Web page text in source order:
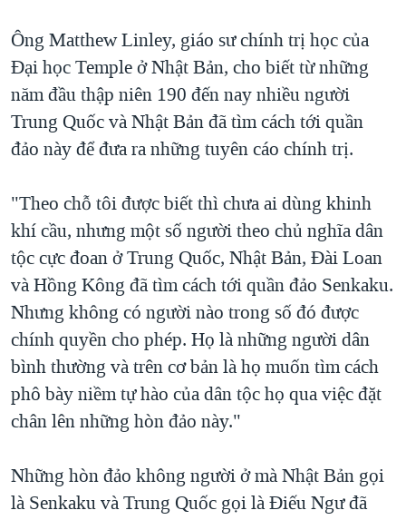
Ông Matthew Linley, giáo sư chính trị học của
Đại học Temple ở Nhật Bản, cho biết từ những
năm đầu thập niên 190 đến nay nhiều người
Trung Quốc và Nhật Bản đã tìm cách tới quần
đảo này để đưa ra những tuyên cáo chính trị.
"Theo chỗ tôi được biết thì chưa ai dùng khinh
khí cầu, nhưng một số người theo chủ nghĩa dân
tộc cực đoan ở Trung Quốc, Nhật Bản, Đài Loan
và Hồng Kông đã tìm cách tới quần đảo Senkaku.
Nhưng không có người nào trong số đó được
chính quyền cho phép. Họ là những người dân
bình thường và trên cơ bản là họ muốn tìm cách
phô bày niềm tự hào của dân tộc họ qua việc đặt
chân lên những hòn đảo này."
Những hòn đảo không người ở mà Nhật Bản gọi
là Senkaku và Trung Quốc gọi là Điếu Ngư đã